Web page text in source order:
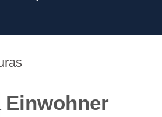
Einwohner